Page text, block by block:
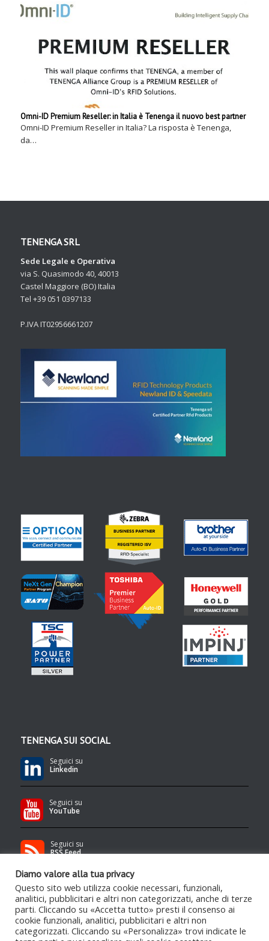
Omni-ID Premium Reseller: in Italia è Tenenga il nuovo best partner
Omni-ID Premium Reseller in Italia? La risposta è Tenenga,
da…
TENENGA SRL
Sede Legale e Operativa
via S. Quasimodo 40, 40013
Castel Maggiore (BO) Italia
Tel +39 051 0397133
P.IVA IT02956661207
TENENGA SUI SOCIAL
Seguici su
Linkedin
Seguici su
YouTube
Seguici su
RSS Feed
Contenuti protetti da copyright Tenenga S.r.l. - Qualsiasi uso e/o
Diamo valore alla tua privacy
Questo sito web utilizza cookie necessari, funzionali,
analitici, pubblicitari e altri non categorizzati, anche di terze
parti. Cliccando su «Accetta tutto» presti il consenso ai
cookie funzionali, analitici, pubblicitari e altri non
categorizzati. Cliccando su «Personalizza» trovi indicate le